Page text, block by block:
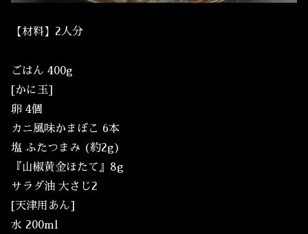
【材料】2人分
ごはん 400g
[かに玉]
卵 4個
カニ風味かまぼこ 6本
塩 ふたつまみ (約2g)
『山椒黄金ほたて』8g
サラダ油 大さじ2
[天津用あん]
水 200ml